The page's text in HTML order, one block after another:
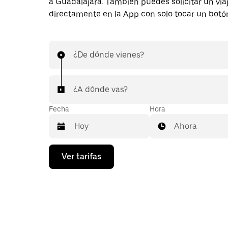
directamente en la App con solo tocar un
¿De dónde vienes?
¿A dónde vas?
Fecha
Presiona
flecha
Hora
Ahora
Ver tarifas